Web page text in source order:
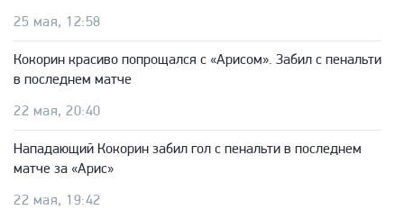
25 мая, 12:58
Кокорин красиво попрощался с «Арисом». Забил с пенальти
в последнем матче
22 мая, 20:40
Нападающий Кокорин забил гол с пенальти в последнем
матче за «Арис»
22 мая, 19:42